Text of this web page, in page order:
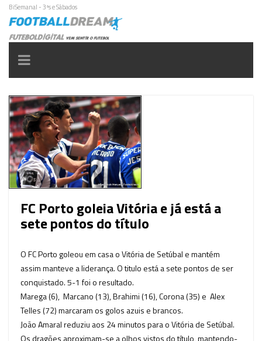
BiSemanal - 3ªs e Sábados
Toggle
navigation
FC Porto goleia Vitória e já está a
sete pontos do título
O FC Porto goleou em casa o Vitória de Setúbal e mantém
assim manteve a liderança. O titulo está a sete pontos de ser
conquistado. 5-1 foi o resultado.
Marega (6), Marcano (13), Brahimi (16), Corona (35) e Alex
Telles (72) marcaram os golos azuis e brancos.
João Amaral reduziu aos 24 minutos para o Vitória de Setúbal.
Os dragões aproximam-se a olhos vistos do título, mantendo-